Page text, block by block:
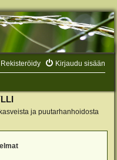
Kirjaudu sisään
Rekisteröidy
ja puutarhanhoidosta